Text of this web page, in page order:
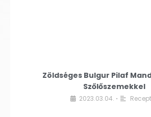
Zöldséges Bulgur Pilaf
Szőlőszemekkel
2023.03.04. •